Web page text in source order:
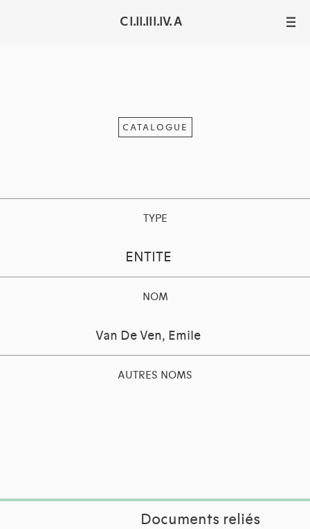
C I.II.III.IV. A III
CATALOGUE
TYPE
ENTITE
NOM
Van De Ven, Emile
AUTRES NOMS
Documents reliés